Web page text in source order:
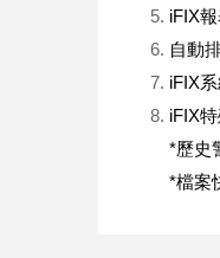
iFIX
自動
iFIX
iFIX
*歷史
*檔案